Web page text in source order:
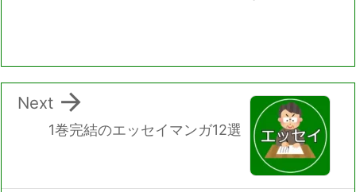
1巻完結のエッセイマンガ12選

Next